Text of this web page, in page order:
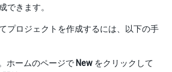
できます。
プロジェクトを作成するには、以下の手
ホームのページで New をクリックして